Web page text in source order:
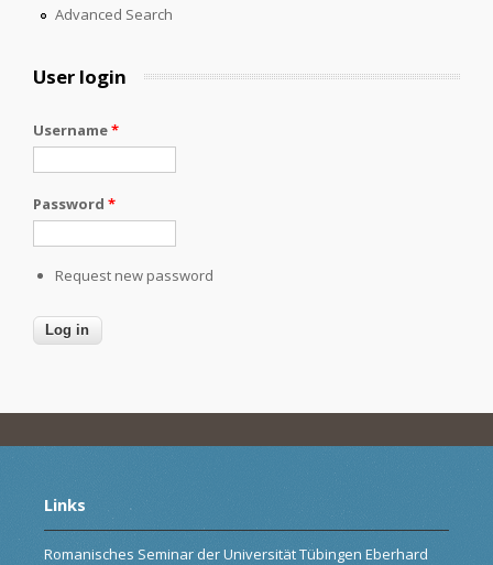
Advanced Search
User login
Username*
Password *
Request new password
Links
Romanisches Seminar der Universität Tübingen Eberhard